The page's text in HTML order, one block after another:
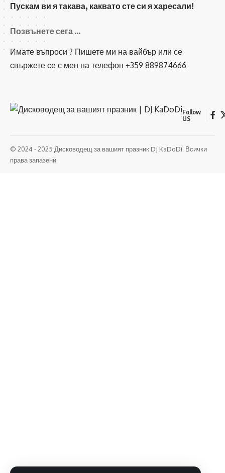
Пускам ви я такава, каквато сте си я харесали!
Позвънете сега …
Имате въпроси ? Пишете ми на вайбър или се
свържете се с мен на телефон +359 889874666
Follow
US
© 2024 - 2025 Дисководещ за вашият празник DJ KaDoDi. Всички
права запазени.